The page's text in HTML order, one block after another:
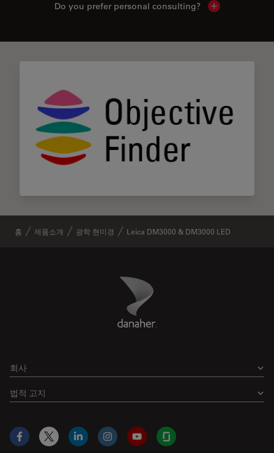
Do you prefer personal consulting? Show local
홈 제품소개 광학 현미경 Leica DM3000 & DM3000 LED
Danaher Logo
회사
법적 고지
Facebook
X LinkedInInstagramYouTubeGlassdoor